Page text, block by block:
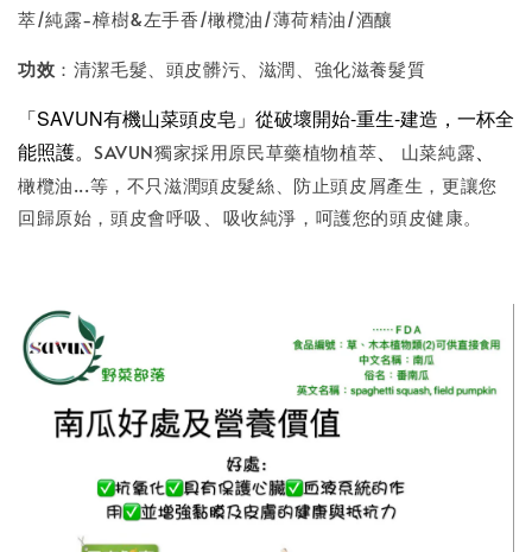
萃/純露-樟樹&左手香/橄欖油/薄荷精油/酒釀
功效 ：清潔毛髮、頭皮髒污、滋潤、強化滋養髮質
「SAVUN有機山菜頭皮皂」從破壞開始-重生-建造，一杯全
能照護。 SAVUN獨家採用原民草藥植物植萃、 山菜純露、
橄欖油...等，不只滋潤頭皮髮絲、防止頭皮屑產生，更讓您
回歸原始，頭皮會呼吸
吸收純淨，呵護您的頭皮健康。